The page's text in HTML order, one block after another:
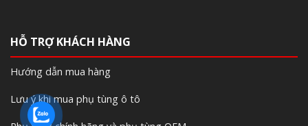
HỖ TRỢ KHÁCH HÀNG
Hướng dẫn mua hàng
Lưu ý khi mua phụ tùng ô tô